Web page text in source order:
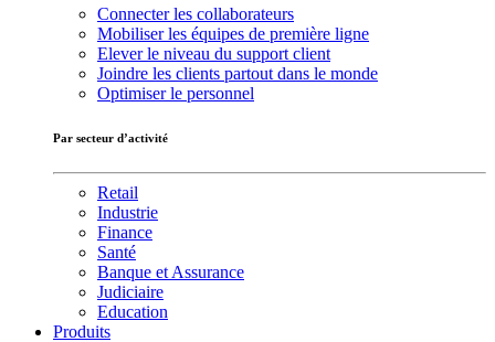
Connecter les collaborateurs
Mobiliser les équipes de première ligne
Elever le niveau du support client
Joindre les clients partout dans le monde
Optimiser le personnel
Par secteur d’activité
Retail
Industrie
Finance
Santé
Banque et Assurance
Judiciaire
Education
Produits